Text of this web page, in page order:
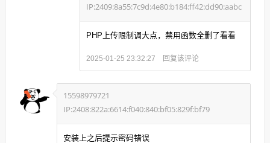
IP:2409:8a55:7c9d:4e80:b184:ff42:dd90:aabc
PHP上传限制调大点，禁用函数全删了看看
2025-01-25 23:32:27 回复该评论
15598979721
IP:2408:822a:6614:f040:840:bf05:829f:bf79
安装上之后提示密码错误